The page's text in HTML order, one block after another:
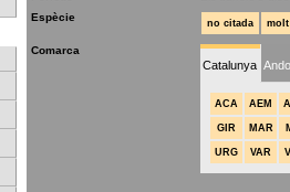
Espècie
no citada
Comarca
Catalunya
ACA AEM
GIR MAR
URG VAR